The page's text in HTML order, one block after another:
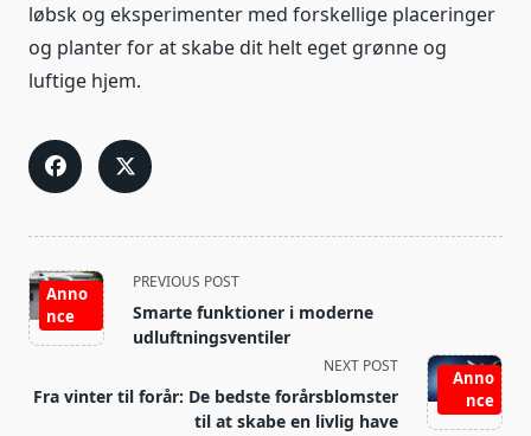
løbsk og eksperimenter med forskellige placeringer
og planter for at skabe dit helt eget grønne og
luftige hjem.
<span
class="nav-
subtitle
reader-
text">Page</span>
Anno
nce
PREVIOUS POST
Smarte funktioner i moderne
udluftningsventiler
Anno
nce
NEXT POST
Fra vinter til forår: De bedste forårsblomster
til at skabe en livlig have